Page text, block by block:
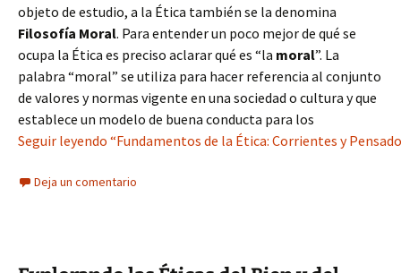
objeto de estudio, a la Ética también se la denomina
Filosofía Moral. Para entender un poco mejor de qué se
ocupa la Ética es preciso aclarar qué es “la moral”. La
palabra “moral” se utiliza para hacer referencia al conjunto
de valores y normas vigente en una sociedad o cultura y que
establece un modelo de buena conducta para los
Seguir leyendo “Fundamentos de la Ética: Corrientes y
Deja un comentario